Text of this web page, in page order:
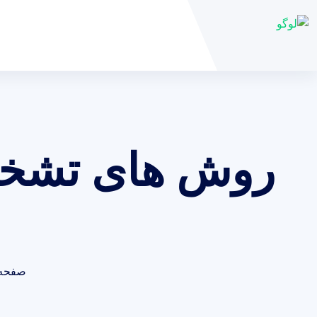
روش ‌های